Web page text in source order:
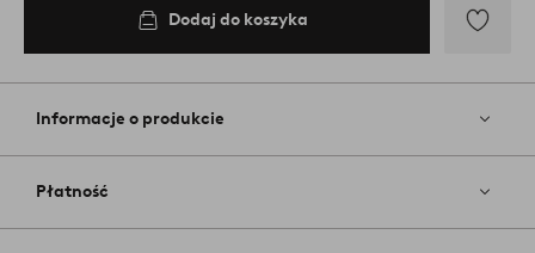
Dodaj do koszyka
do
Informacje o produkcie
Płatność